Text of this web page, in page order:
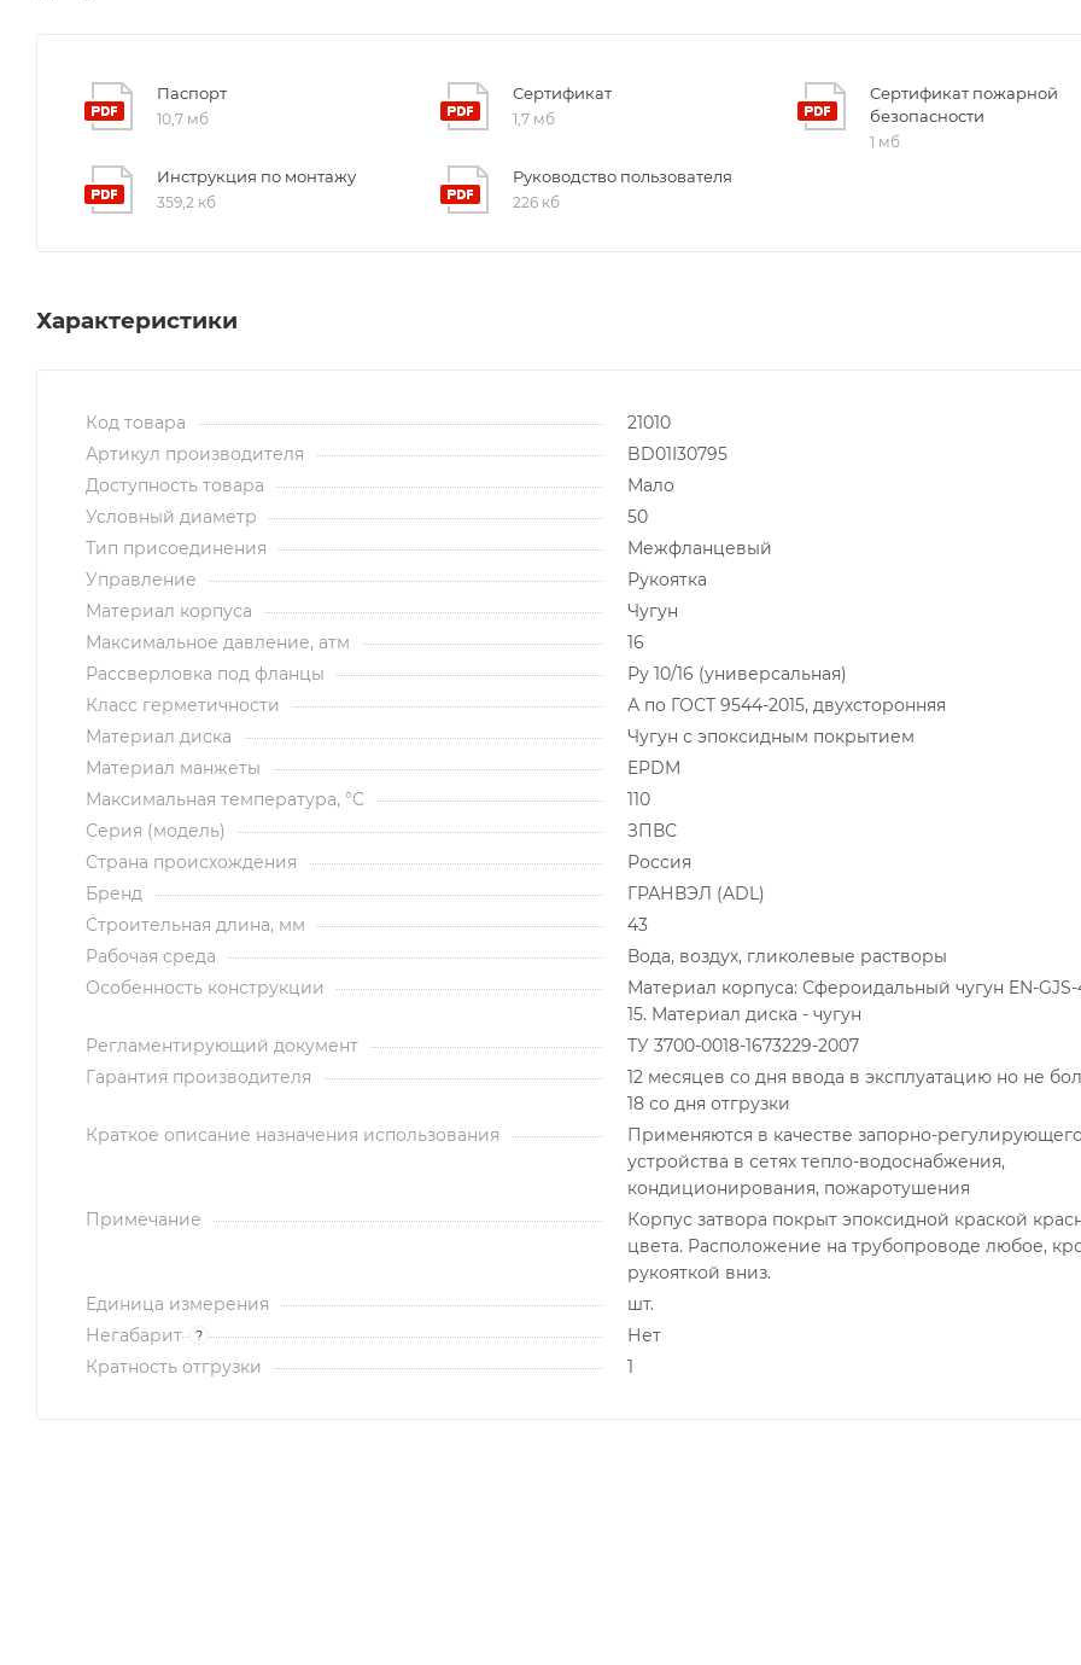
Паспорт
10,7 мб
Сертификат
1,7 мб
Сертификат пожарной
безопасности
1 мб
Инструкция по монтажу
359,2 кб
Руководство пользователя
226 кб
Характеристики
Код товара
21010
Артикул производителя
BD01I30795
Доступность товара
Мало
Условный диаметр
50
Тип присоединения
Межфланцевый
Управление
Рукоятка
Материал корпуса
Чугун
Максимальное давление, атм
16
Рассверловка под фланцы
Ру 10/16 (универсальная)
Класс герметичности
А по ГОСТ 9544-2015, двухсторонняя
Материал диска
Чугун с эпоксидным покрытием
Материал манжеты
EPDM
Максимальная температура, °C
110
Серия (модель)
ЗПВС
Страна происхождения
Россия
Бренд
ГРАНВЭЛ (ADL)
Строительная длина, мм
43
Рабочая среда
Вода, воздух, гликолевые растворы
Особенность конструкции
Материал корпуса: Сфероидальный чугун EN-
15. Материал диска - чугун
Регламентирующий документ
ТУ 3700-0018-1673229-2007
Гарантия производителя
12 месяцев со дня ввода в эксплуатацию но не
18 со дня отгрузки
Краткое описание назначения использования
Применяются в качестве запорно-
устройства в сетях тепло-водоснабжения,
кондиционирования, пожаротушения
Примечание
Корпус затвора покрыт эпоксидной краской
цвета. Расположение на трубопроводе любое,
рукояткой вниз.
Единица измерения
шт.
Негабарит
?
Нет
Кратность отгрузки
1